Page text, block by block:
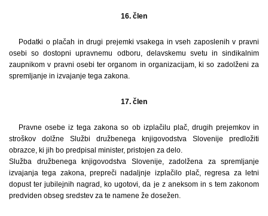
16. člen
Podatki o plačah in drugi prejemki vsakega in vseh zaposlenih v pravni
osebi so dostopni upravnemu odboru, delavskemu svetu in sindikalnim
zaupnikom v pravni osebi ter organom in organizacijam, ki so zadolženi za
spremljanje in izvajanje tega zakona.
17. člen
Pravne osebe iz tega zakona so ob izplačilu plač, drugih prejemkov in
stroškov dolžne Službi družbenega knjigovodstva Slovenije predložiti
obrazce, ki jih bo predpisal minister, pristojen za delo.
Služba družbenega knjigovodstva Slovenije, zadolžena za spremljanje
izvajanja tega zakona, prepreči nadaljnje izplačilo plač, regresa za letni
dopust ter jubilejnih nagrad, ko ugotovi, da je z aneksom in s tem zakonom
predviden obseg sredstev za te namene že dosežen.